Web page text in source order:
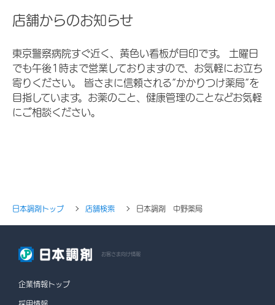
店舗からのお知らせ
東京警察病院すぐ近く、黄色い看板が目印です。 土曜日
でも午後1時まで営業しておりますので、お気軽にお立ち
寄りください。 皆さまに信頼される”かかりつけ薬局”を
目指しています。お薬のこと、健康管理のことなどお気軽
にご相談ください。
日本調剤トップ 店舗検索 日本調剤 中野薬局
お客さま向け情報
企業情報トップ
採用情報